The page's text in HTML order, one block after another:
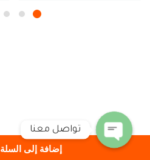
إضافة إلى السلة
تواصل معنا